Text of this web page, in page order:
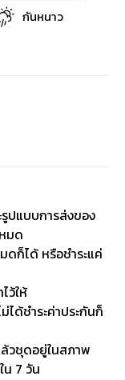
กันหนาว
ปแบบการส่งของ
มด
ดก็ได้ หรือชำระแค่
ว้ให้
ด้ชำระค่าประกันก็
วชุดอยู่ในสภาพ
น 7 วัน